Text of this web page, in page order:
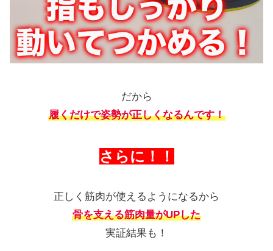
だから
履くだけで姿勢が正しくなるんです！
さらに！！
正しく筋肉が使えるようになるから
骨を支える筋肉量がUPした
実証結果も！